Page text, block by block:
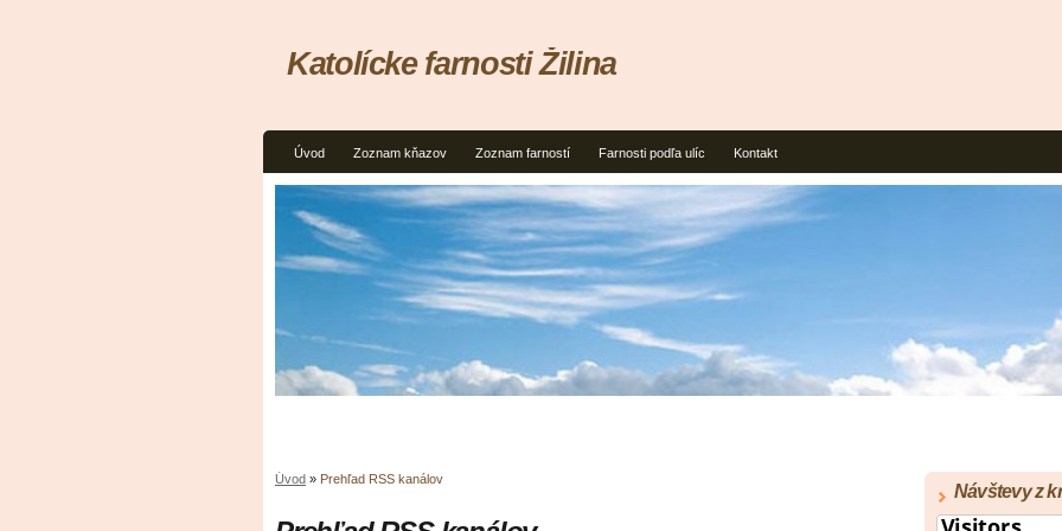
Úvod Zoznam kňazov Zoznam farností Farnosti podľa ulíc Kontakt
Katolícke farnosti Žilina
Úvod » Prehľad RSS kanálov
Návštevy z